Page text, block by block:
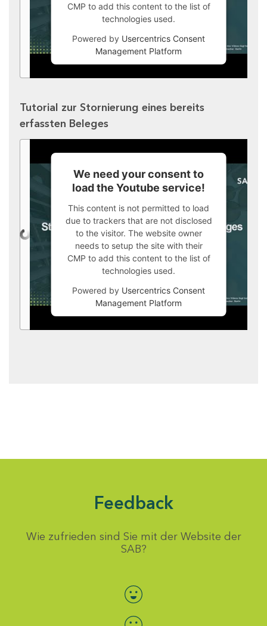
CMP to add this content to the list of
technologies used.
Powered by Usercentrics Consent
Management Platform
Tutorial zur Stornierung eines bereits
erfassten Beleges
We need your consent to
load the Youtube service!
This content is not permitted to load
due to trackers that are not disclosed
to the visitor. The website owner
needs to setup the site with their
CMP to add this content to the list of
technologies used.
Powered by Usercentrics Consent
Management Platform
Feedback
Wie zufrieden sind Sie mit der Website der
SAB?
Bewertung auswählen